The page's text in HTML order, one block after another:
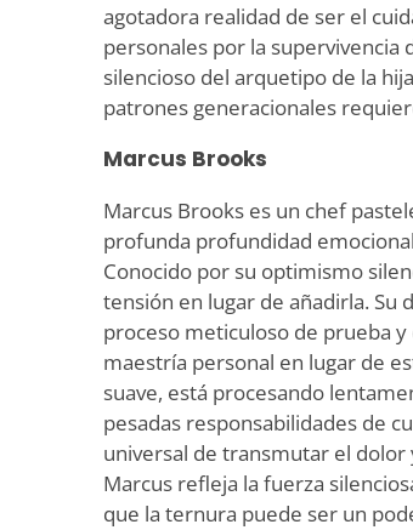
agotadora realidad de ser el
personales por la
silencioso del arquetipo de la
patrones generacionales
Marcus Brooks
Marcus Brooks es un chef
profunda profundidad
Conocido por su optimismo
tensión en lugar de añadirla. Su
proceso meticuloso de prueba
maestría personal en lugar de
suave, está procesando
pesadas responsabilidades de
universal de transmutar el
Marcus refleja la fuerza
que la ternura puede ser un